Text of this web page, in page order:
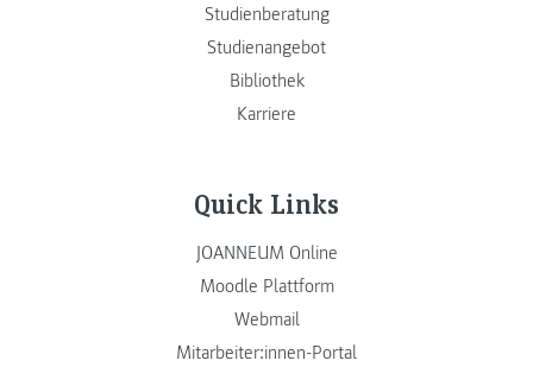
Studienberatung
Studienangebot
Bibliothek
Karriere
Quick Links
JOANNEUM Online
Moodle Plattform
Webmail
Mitarbeiter:innen-Portal